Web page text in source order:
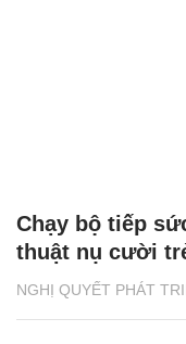
NGHỊ QUYẾT PHÁT
Chạy bộ tiếp
thuật nụ cười